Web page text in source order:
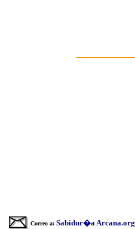
Correo a: Sabidur�a Arcana.org